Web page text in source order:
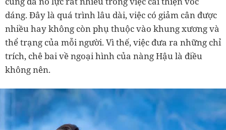
dáng. Đây là quá trình lâu dài, việc có giảm cân được
nhiều hay không còn phụ thuộc vào khung xương và
thể trạng của mỗi người. Vì thế, việc đưa ra những chỉ
trích, chê bai về ngoại hình của nàng Hậu là điều
không nên.